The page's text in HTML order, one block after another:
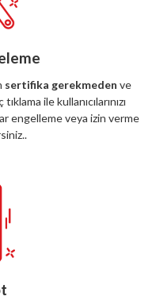
sertifika gerekmeden ve
ile kullanıcılarınızı
engelleme veya izin verme